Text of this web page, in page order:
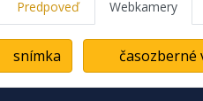
Predpoveď Webkamery
snímka časozberné